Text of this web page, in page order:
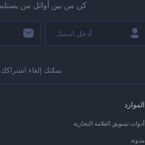
كن من بين أوائل من
يمكنك إلغاء
الموارد
أدوات تسويق العلامة التجارية
مدونة